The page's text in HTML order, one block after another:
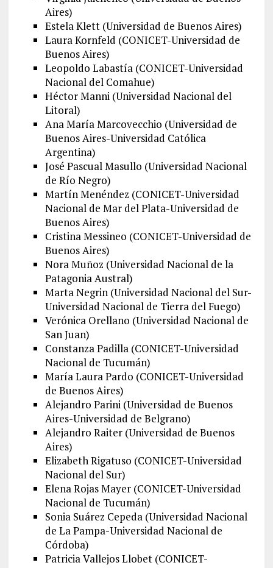
Aires)
Estela Klett (Universidad de Buenos Aires)
Laura Kornfeld (CONICET-Universidad de
Buenos Aires)
Leopoldo Labastía (CONICET-Universidad
Nacional del Comahue)
Héctor Manni (Universidad Nacional del
Litoral)
Ana María Marcovecchio (Universidad de
Buenos Aires-Universidad Católica
Argentina)
José Pascual Masullo (Universidad Nacional
de Río Negro)
Martín Menéndez (CONICET-Universidad
Nacional de Mar del Plata-Universidad de
Buenos Aires)
Cristina Messineo (CONICET-Universidad de
Buenos Aires)
Nora Muñoz (Universidad Nacional de la
Patagonia Austral)
Marta Negrin (Universidad Nacional del Sur-
Universidad Nacional de Tierra del Fuego)
Verónica Orellano (Universidad Nacional de
San Juan)
Constanza Padilla (CONICET-Universidad
Nacional de Tucumán)
María Laura Pardo (CONICET-Universidad
de Buenos Aires)
Alejandro Parini (Universidad de Buenos
Aires-Universidad de Belgrano)
Alejandro Raiter (Universidad de Buenos
Aires)
Elizabeth Rigatuso (CONICET-Universidad
Nacional del Sur)
Elena Rojas Mayer (CONICET-Universidad
Nacional de Tucumán)
Sonia Suárez Cepeda (Universidad Nacional
de La Pampa-Universidad Nacional de
Córdoba)
Patricia Vallejos Llobet (CONICET-